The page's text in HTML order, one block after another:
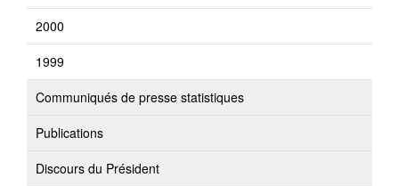
2000
1999
Communiqués de presse statistiques
Publications
Discours du Président